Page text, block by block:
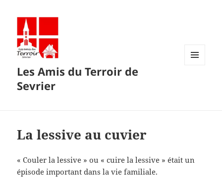
Les Amis du Terroir de
Sevrier
La lessive au cuvier
« Couler la lessive » ou « cuire la lessive » était un
épisode important dans la vie familiale.